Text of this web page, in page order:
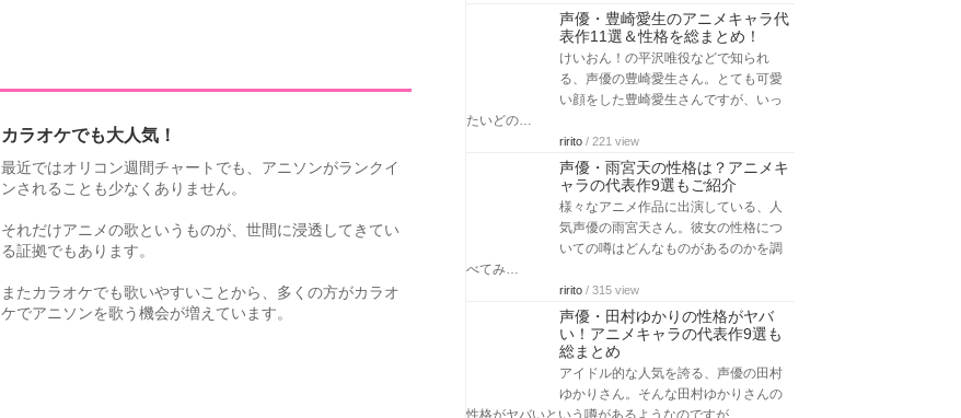
カラオケでも大人気！
最近ではオリコン週間チャートでも、アニソンがランクイ
ンされることも少なくありません。
それだけアニメの歌というものが、世間に浸透してきてい
る証拠でもあります。
またカラオケでも歌いやすいことから、多くの方がカラオ
ケでアニソンを歌う機会が増えています。
声優・豊崎愛生のアニメキャラ代
表作11選＆性格を総まとめ！
けいおん！の平沢唯役などで知られ
る、声優の豊崎愛生さん。とても可愛
い顔をした豊崎愛生さんですが、いっ
たいどの…
ririto / 221 view
声優・雨宮天の性格は？アニメキ
ャラの代表作9選もご紹介
様々なアニメ作品に出演している、人
気声優の雨宮天さん。彼女の性格につ
いての噂はどんなものがあるのかを調
べてみ…
ririto / 315 view
声優・田村ゆかりの性格がヤバ
い！アニメキャラの代表作9選も
総まとめ
アイドル的な人気を誇る、声優の田村
ゆかりさん。そんな田村ゆかりさんの
性格がヤバいという噂があるようなのですが…